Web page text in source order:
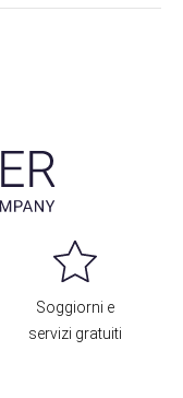
Soggiorni e
servizi gratuiti